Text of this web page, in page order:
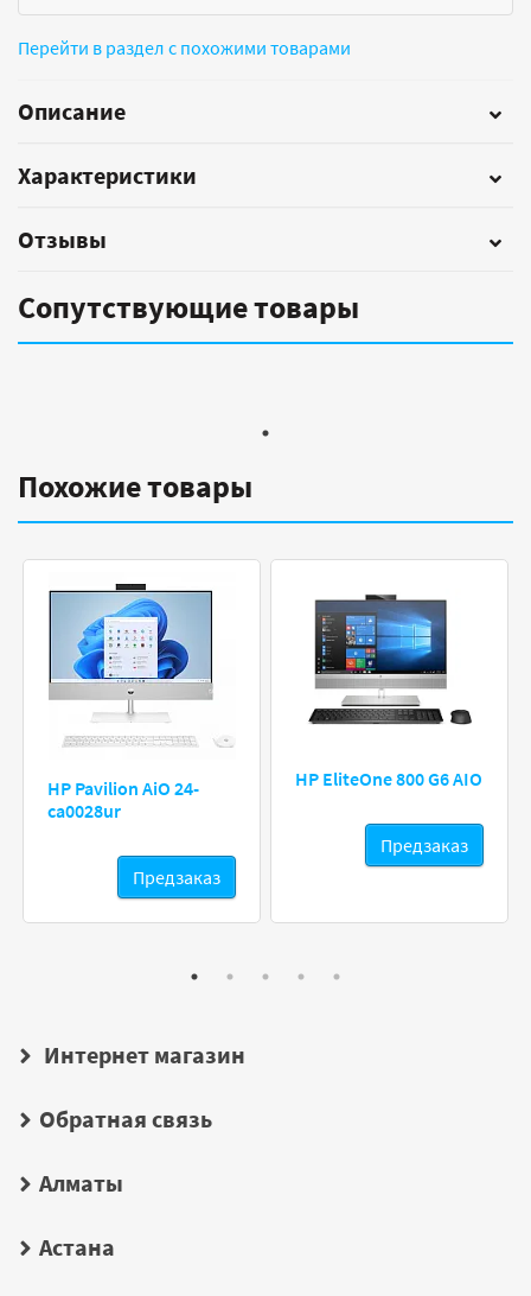
Перейти в раздел с похожими товарами
Описание
Характеристики
Отзывы
Сопутствующие товары
Похожие товары
HP Pavilion AiO 24-
ca0028ur
Предзаказ
HP EliteOne 800 G6 AIO
Предзаказ
Интернет магазин
Обратная связь
Алматы
Астана